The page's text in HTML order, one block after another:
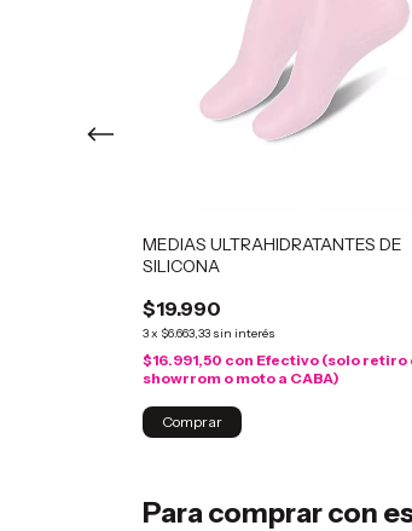
MEDIAS ULTRAHIDRATANTES DE
SILICONA
$19.990
3x $6.663,33 sin interés
$16.991,50 con Efectivo (solo retiro
showrrom o moto a CABA)
Para comprar con